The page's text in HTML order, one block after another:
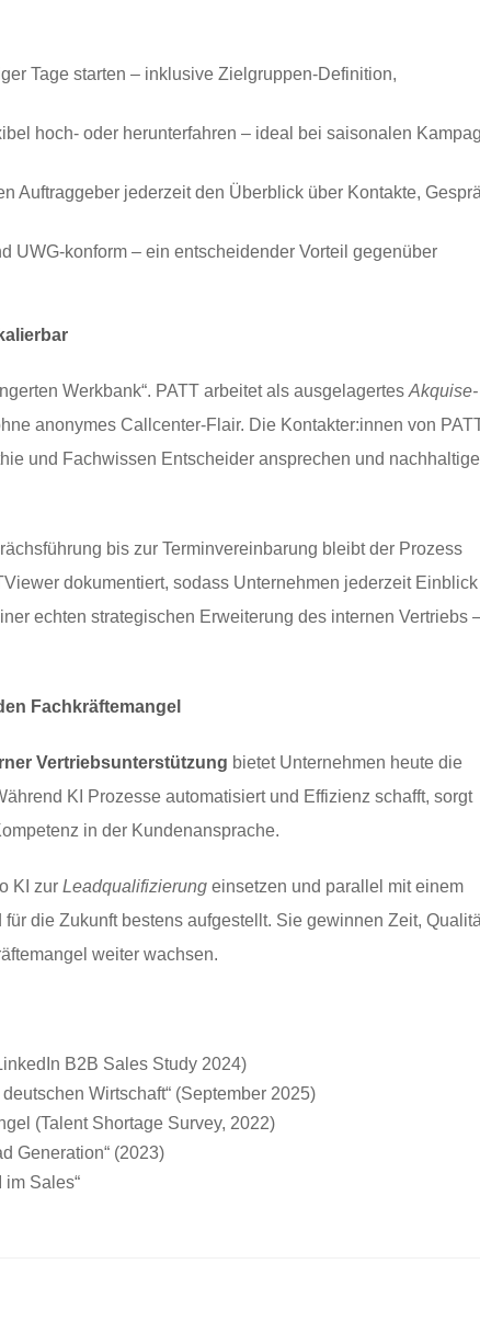
Tage starten – inklusive Zielgruppen-Definition,
hoch- oder herunterfahren – ideal bei saisonalen
Auftraggeber jederzeit den Überblick über Kontakte,
UWG-konform – ein entscheidender Vorteil gegenüber
Werkbank“. PATT arbeitet als ausgelagertes Akquise-
anonymes Callcenter-Flair. Die Kontakter:innen von
und Fachwissen Entscheider ansprechen und nachhaltige
bis zur Terminvereinbarung bleibt der Prozess
dokumentiert, sodass Unternehmen jederzeit Einblick
echten strategischen Erweiterung des internen Vertriebs
Fachkräftemangel
Vertriebsunterstützung bietet Unternehmen heute die
KI Prozesse automatisiert und Effizienz schafft, sorgt
in der Kundenansprache.
KI zur Leadqualifizierung einsetzen und parallel mit einem
die Zukunft bestens aufgestellt. Sie gewinnen Zeit,
weiter wachsen.
B2B Sales Study 2024)
Wirtschaft“ (September 2025)
(Talent Shortage Survey, 2022)
Generation“ (2023)
im Sales“